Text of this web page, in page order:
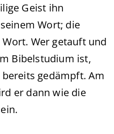
Geist ihn
Wort; die
Wer getauft und
Bibelstudium ist,
gedämpft. Am
er dann wie die